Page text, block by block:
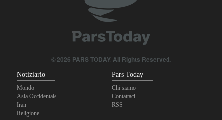
© 2026 PARS TODAY. All Rights Reserved.
Notiziario
Mondo
Asia Occidentale
Iran
Religione
Pars Today
Chi siamo
Contattaci
RSS